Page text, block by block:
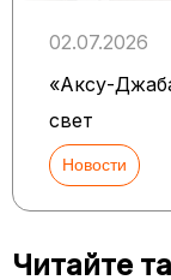
02.07.2026
«Аксу-
свет
Новости
Читайте